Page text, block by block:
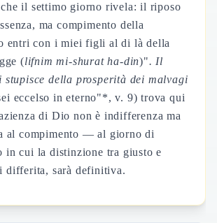
il settimo giorno rivela: il riposo
ma compimento della
entri con i miei figli al di là della
(lifnim mi-shurat ha-din)". Il
stupisce della prosperità dei malvagi
eccelso in eterno"*, v. 9) trova qui
di Dio non è indifferenza ma
al compimento — al giorno di
in cui la distinzione tra giusto e
differita, sarà definitiva.